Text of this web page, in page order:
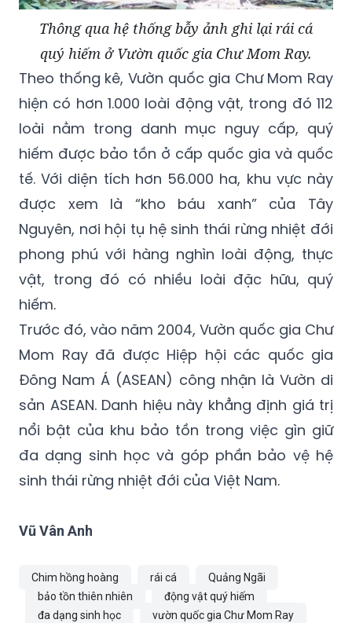
Thông qua hệ thống bẫy ảnh ghi lại rái cá
quý hiếm ở Vườn quốc gia Chư Mom Ray.
Theo thống kê, Vườn quốc gia Chư Mom Ray
hiện có hơn 1.000 loài động vật, trong đó 112
loài nằm trong danh mục nguy cấp, quý
hiếm được bảo tồn ở cấp quốc gia và quốc
tế. Với diện tích hơn 56.000 ha, khu vực này
được xem là “kho báu xanh” của Tây
Nguyên, nơi hội tụ hệ sinh thái rừng nhiệt đới
phong phú với hàng nghìn loài động, thực
vật, trong đó có nhiều loài đặc hữu, quý
hiếm.
Trước đó, vào năm 2004, Vườn quốc gia Chư
Mom Ray đã được Hiệp hội các quốc gia
Đông Nam Á (ASEAN) công nhận là Vườn di
sản ASEAN. Danh hiệu này khẳng định giá trị
nổi bật của khu bảo tồn trong việc gìn giữ
đa dạng sinh học và góp phần bảo vệ hệ
sinh thái rừng nhiệt đới của Việt Nam.
Vũ Vân Anh
Chim hồng hoàng rái cá
Quảng Ngãi
bảo tồn thiên nhiên
động vật quý hiếm
đa dạng sinh học
vườn quốc gia Chư Mom Ray